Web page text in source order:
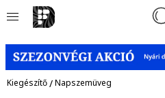
Kiegészítő/Napszemüveg